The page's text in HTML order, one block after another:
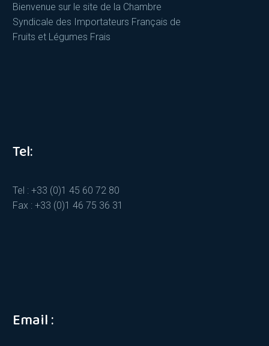
Bienvenue sur le site de la Chambre
Syndicale des Importateurs Français de
Fruits et Légumes Frais
Tel:
Tel : +33 (0)1 45 60 72 80
Fax : +33 (0)1 46 75 36 31
Email :